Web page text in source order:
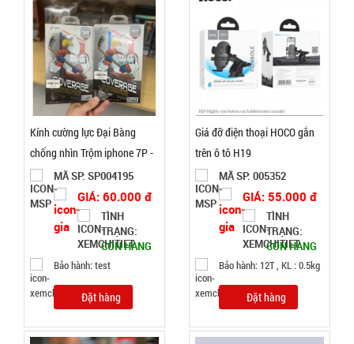
TRẠNG:
CÒN HÀNG
hành:
Cân nặng:
0,5kg
Quạt phun
sương hơi
nước vuông
Air Cooler
SP:
Kính cường lực Đại Bàng
chống nhìn Trộm iphone 7P -
14
MÃ SP: SP004195
GIÁ: 60.000 đ
TÌNH
TRẠNG:
CÒN HÀNG
Bảo hành: test
Đặt hàng
Giá đỡ điện thoại HOCO gắn
trên ô tô H19
MÃ SP: 005352
GIÁ: 55.000 đ
TÌNH
TRẠNG:
CÒN HÀNG
Bảo hành: 12T , KL : 0.5kg
Đặt hàng